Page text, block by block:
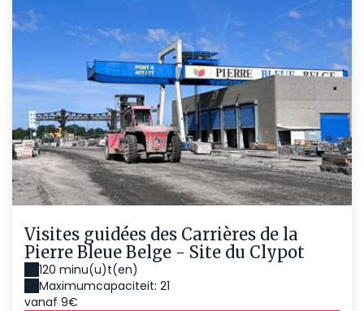
Visites guidées des Carrières de la
Pierre Bleue Belge - Site du Clypot
120 minu(u)t(en)
Maximumcapaciteit: 21
vanaf 9€